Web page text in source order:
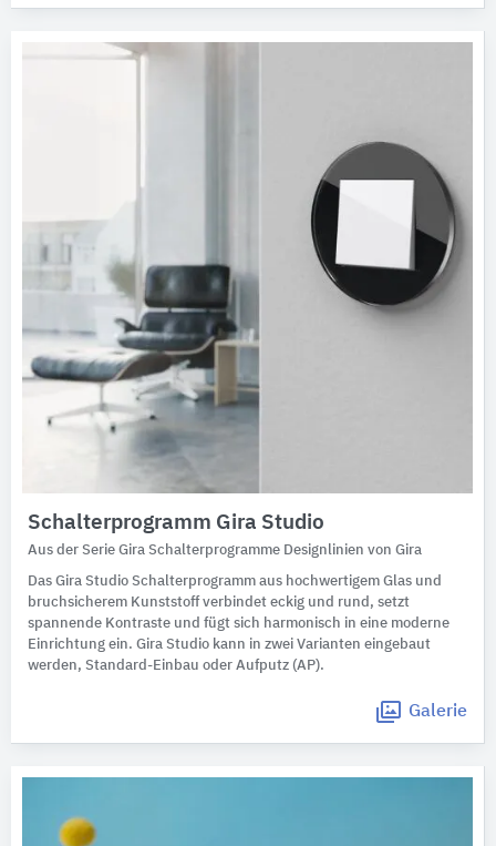
Schalterprogramm Gira Studio
Aus der Serie Gira Schalterprogramme Designlinien von Gira
Das Gira Studio Schalterprogramm aus hochwertigem Glas und
bruchsicherem Kunststoff verbindet eckig und rund, setzt
spannende Kontraste und fügt sich harmonisch in eine moderne
Einrichtung ein. Gira Studio kann in zwei Varianten eingebaut
werden, Standard-Einbau oder Aufputz (AP).
Galerie